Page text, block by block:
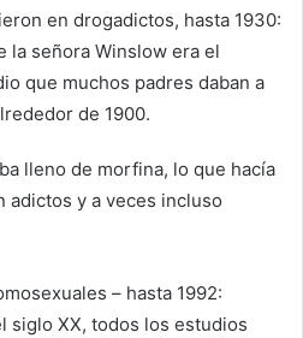
en drogadictos, hasta 1930:
la señora Winslow era el
que muchos padres daban a
de 1900.
lleno de morfina, lo que hacía
adictos y a veces incluso
– hasta 1992:
siglo XX, todos los estudios